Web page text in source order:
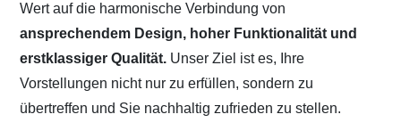
Wert auf die harmonische Verbindung von
ansprechendem Design, hoher Funktionalität und
erstklassiger Qualität. Unser Ziel ist es, Ihre
Vorstellungen nicht nur zu erfüllen, sondern zu
übertreffen und Sie nachhaltig zufrieden zu stellen.